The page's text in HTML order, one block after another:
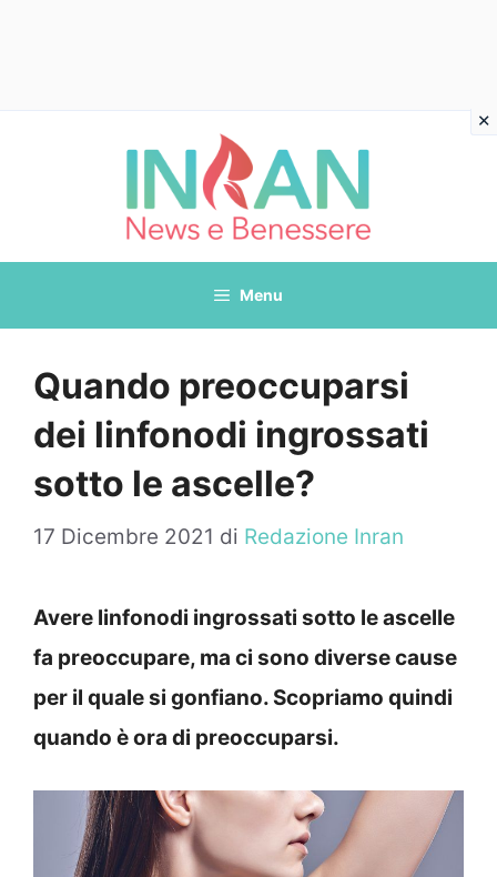
Menu
Quando preoccuparsi
dei linfonodi ingrossati
sotto le ascelle?
17 Dicembre 2021 di Redazione Inran
Avere linfonodi ingrossati sotto le ascelle
fa preoccupare, ma ci sono diverse cause
per il quale si gonfiano. Scopriamo quindi
quando è ora di preoccuparsi.